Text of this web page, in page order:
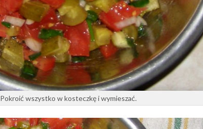
Pokroić wszystko w kosteczkę i wymieszać.